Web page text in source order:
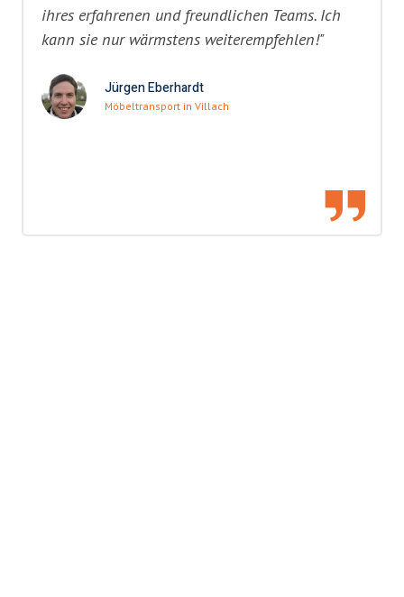
ihres erfahrenen und freundlichen Teams. Ich
kann sie nur wärmstens weiterempfehlen!"
Jürgen Eberhardt
Möbeltransport in Villach